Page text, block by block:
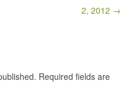
2, 2012 →
Required fields are